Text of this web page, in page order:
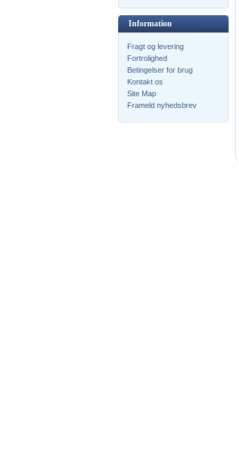
Information
Fragt og levering
Fortrolighed
Betingelser for brug
Kontakt os
Site Map
Frameld nyhedsbrev